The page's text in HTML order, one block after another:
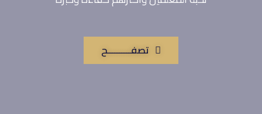
تصفــــــــــح